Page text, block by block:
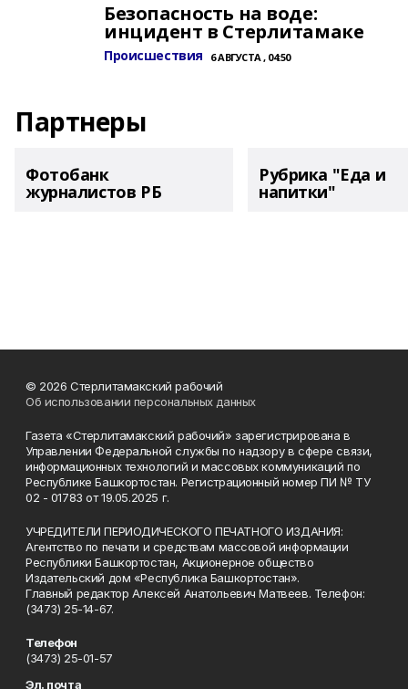
Безопасность на воде:
инцидент в Стерлитамаке
Происшествия 6 АВГУСТА , 04:50
Партнеры
Фотобанк
журналистов РБ
Рубрика "Еда и
напитки"
© 2026 Стерлитамакский рабочий
Об использовании персональных данных
Газета «Стерлитамакский рабочий» зарегистрирована в
Управлении Федеральной службы по надзору в сфере связи,
информационных технологий и массовых коммуникаций по
Республике Башкортостан. Регистрационный номер ПИ № ТУ
02 - 01783 от 19.05.2025 г.
УЧРЕДИТЕЛИ ПЕРИОДИЧЕСКОГО ПЕЧАТНОГО ИЗДАНИЯ:
Агентство по печати и средствам массовой информации
Республики Башкортостан, Акционерное общество
Издательский дом «Республика Башкортостан».
Главный редактор Алексей Анатольевич Матвеев. Телефон:
(3473) 25-14-67.
Телефон
(3473) 25-01-57
Эл. почта